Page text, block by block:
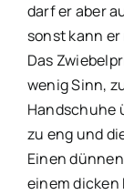
darf er aber
sonst kann
Das
wenig Sinn,
Handschuhe
zu eng und
Einen
einem dicken